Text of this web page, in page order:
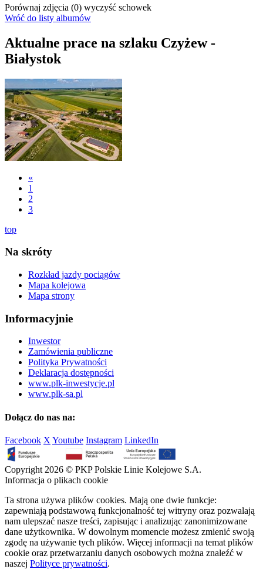
Porównaj zdjęcia (0) wyczyść schowek
Wróć do listy albumów
Aktualne prace na szlaku Czyżew -
Białystok
«
1
2
3
top
Na skróty
Rozkład jazdy pociągów
Mapa kolejowa
Mapa strony
Informacyjnie
Inwestor
Zamówienia publiczne
Polityka Prywatności
Deklaracja dostępności
www.plk-inwestycje.pl
www.plk-sa.pl
Dołącz do nas na:
Facebook X Youtube Instagram LinkedIn
Copyright 2026 © PKP Polskie Linie Kolejowe S.A.
Informacja o plikach cookie
Ta strona używa plików cookies. Mają one dwie funkcje:
zapewniają podstawową funkcjonalność tej witryny oraz pozwalają
nam ulepszać nasze treści, zapisując i analizując zanonimizowane
dane użytkownika. W dowolnym momencie możesz zmienić swoją
zgodę na używanie tych plików. Więcej informacji na temat plików
cookie oraz przetwarzaniu danych osobowych można znaleźć w
naszej Polityce prywatności.